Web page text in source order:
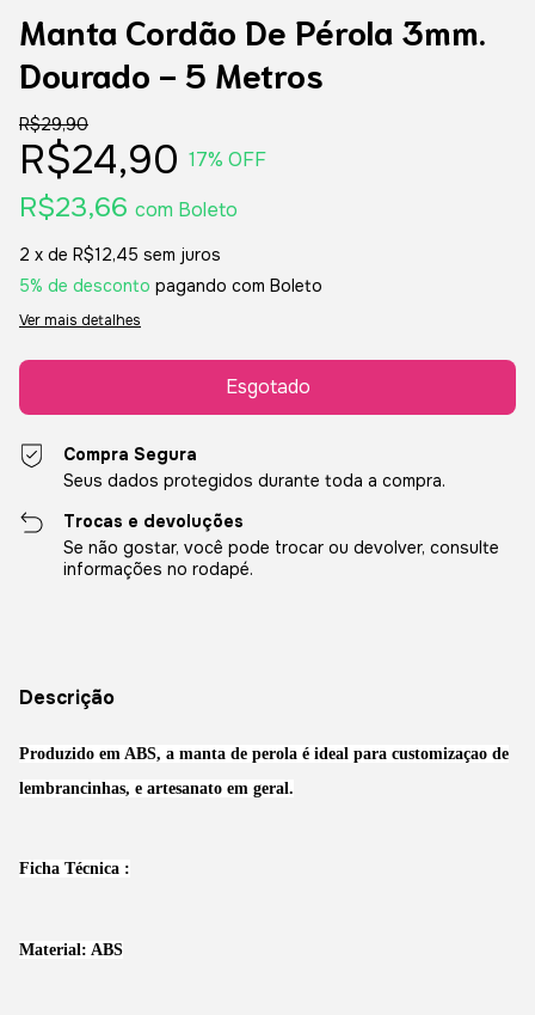
Manta Cordão De Pérola 3mm.
Dourado - 5 Metros
R$29,90
R$24,90 17% OFF
R$23,66 com Boleto
2 x de R$12,45 sem juros
5% de desconto pagando com Boleto
Ver mais detalhes
Compra Segura
Seus dados protegidos durante toda a compra.
Trocas e devoluções
Se não gostar, você pode trocar ou devolver, consulte
informações no rodapé.
Descrição
Produzido em ABS, a manta de perola é ideal para customizaçao de
lembrancinhas, e artesanato em geral.
Ficha Técnica :
Material: ABS